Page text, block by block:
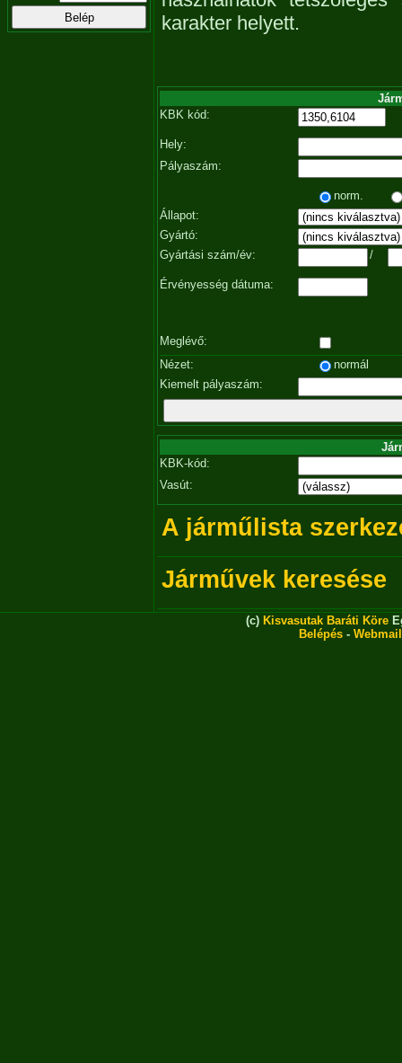
karakter helyett.
KBK kód:
Hely:
Pályaszám:
norm.
Állapot:
Gyártó:
Gyártási szám/év:
/
Érvényesség dátuma:
Meglévő:
Nézet:
normál
Kiemelt pályaszám:
KBK-kód:
Vasút:
A járműlista
Járművek keresése
(c) Kisvasutak Baráti Köre
Belépés - Webmail